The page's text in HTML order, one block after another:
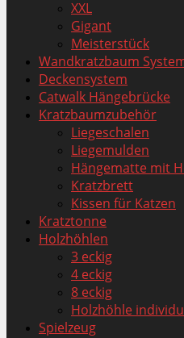
XXL
Gigant
Meisterstück
Wandkratzbaum
Deckensystem
Catwalk Hängebrücke
Kratzbaumzubehör
Liegeschalen
Liegemulden
Hängematte mit
Kratzbrett
Kissen für Katzen
Kratztonne
Holzhöhlen
3 eckig
4 eckig
8 eckig
Holzhöhle
Spielzeug